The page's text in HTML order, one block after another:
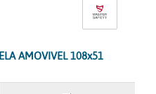
AMOVIVEL 108x51